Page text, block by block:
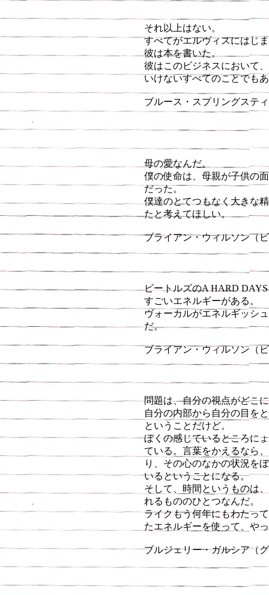
それ以上はない。
すべてがエルヴィスにはじ
彼は本を書いた。
彼はこのビジネスにおいて
いけないすべてのことでも
ブルース・スプリングステ
母の愛なんだ。
僕の使命は、母親が子供の
だった。
僕達のとてつもなく大きな
たと考えてほしい。
ブライアン・ウィルソン（
ビートルズのA HARD
すごいエネルギーがある。
ヴォーカルがエネルギッシ
だ。
ブライアン・ウィルソン（
問題は、自分の視点がどこ
自分の内部から自分の目を
ということだけど。
ぼくの感じているところに
ている。言葉をかえるなら
り、その心のなかの状況を
いるということになる。
そして、時間というものは
れるもののひとつなんだ。
ライクもう何年にもわたっ
たエネルギーを使って、や
ブルジェリー・ガルシア（